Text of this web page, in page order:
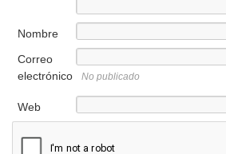
Nombre
Correo
electrónico
No publicado
Web